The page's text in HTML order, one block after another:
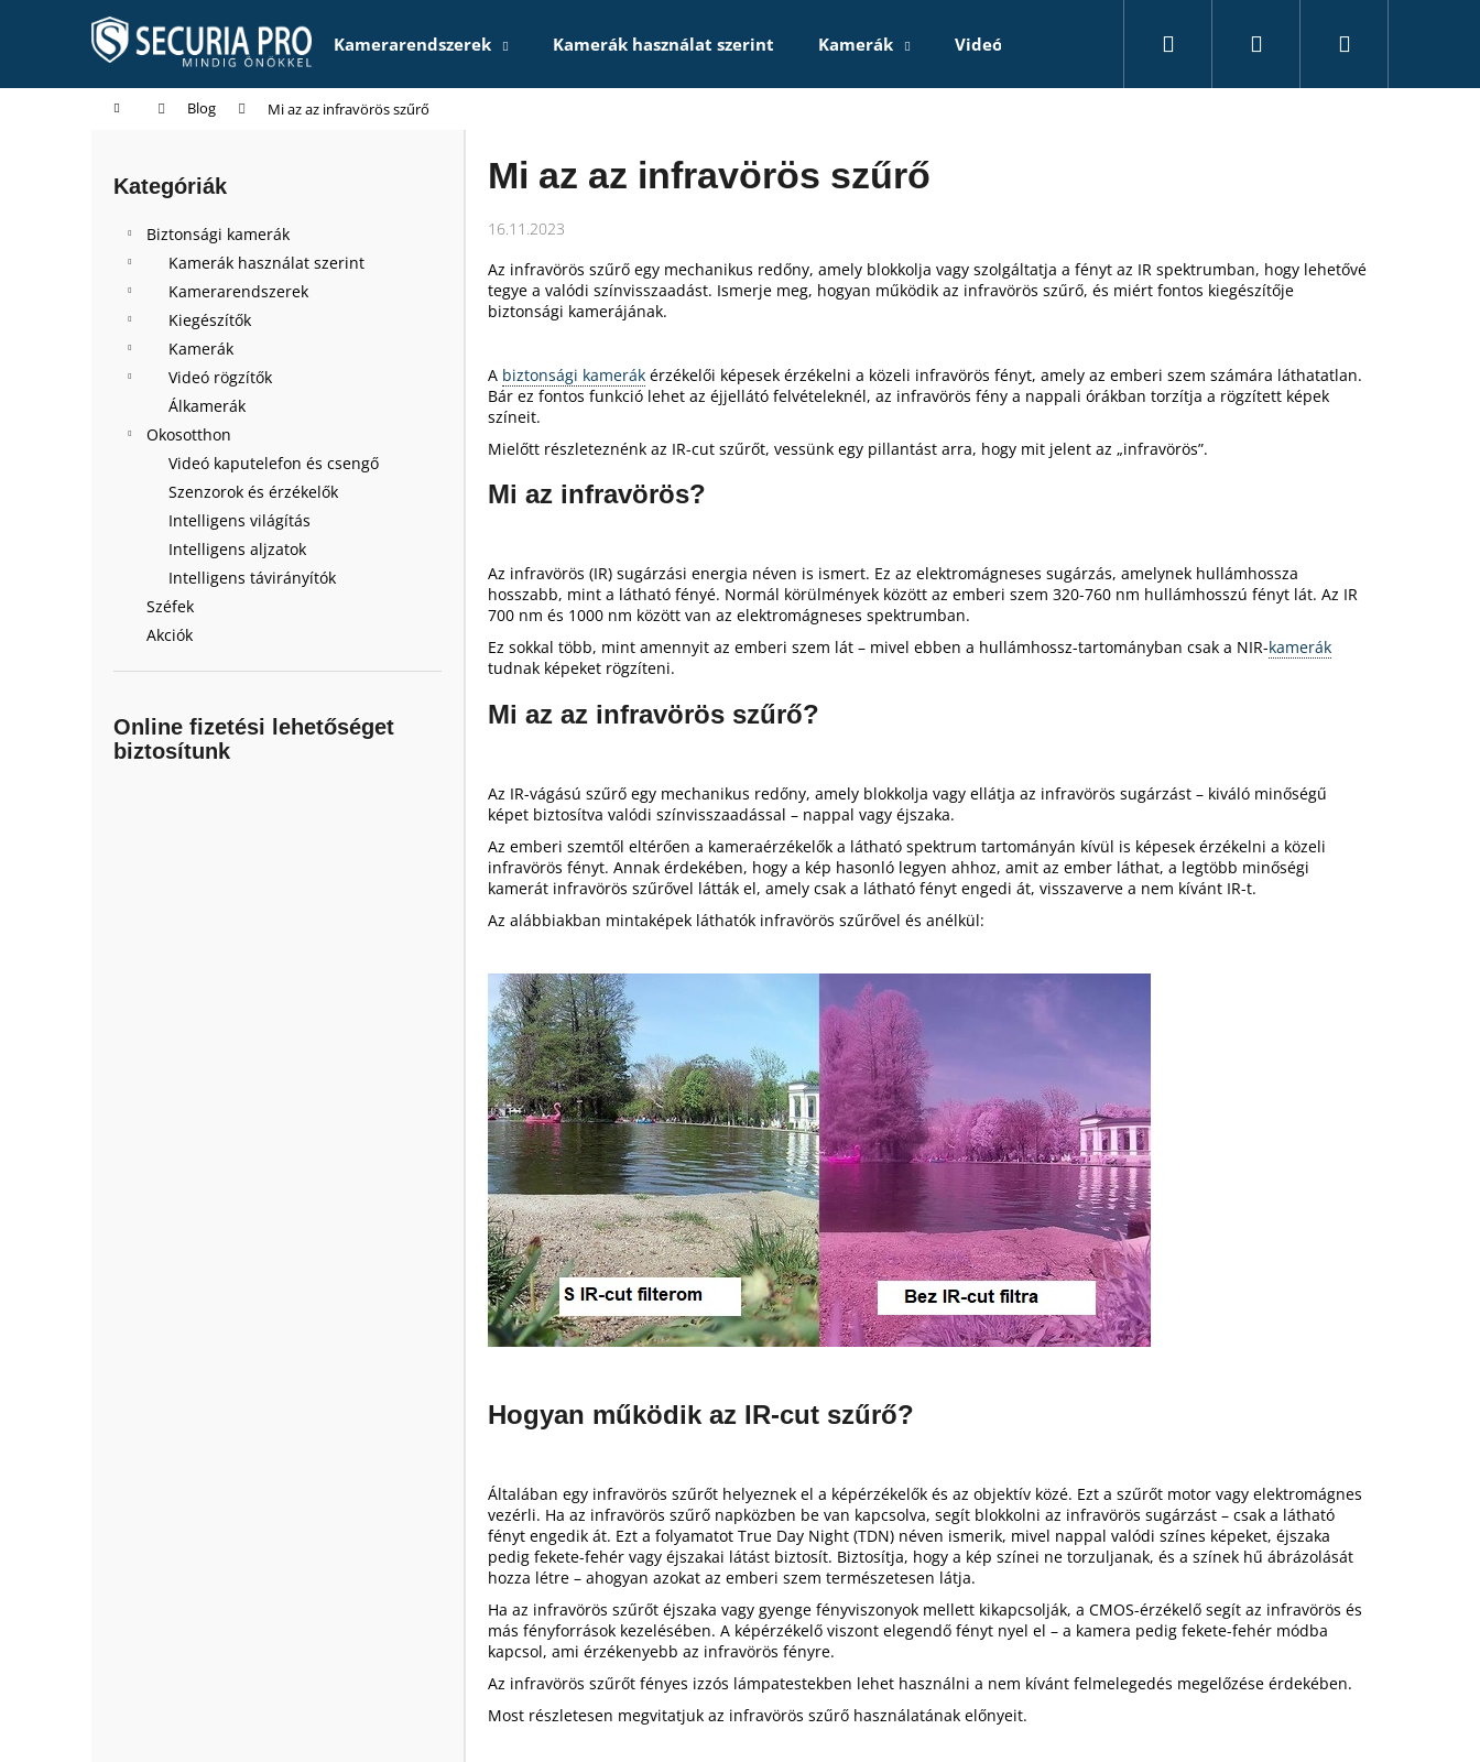
Kamerarendszerek Kamerák használat szerint Kamerák Videó rögzítők Kiegészítők Álkamerák
Keresés Bejelentkezés
KezdőlapBlog Mi az az infravörös szűrő
Kategóriák
átugrása
Kategóriák
Biztonsági kamerák
Kamerák használat szerint
Kamerarendszerek
Kiegészítők
Kamerák
Videó rögzítők
Álkamerák
Okosotthon
Videó kaputelefon és csengő
Szenzorok és érzékelők
Intelligens világítás
Intelligens aljzatok
Intelligens távirányítók
Széfek
Akciók
Online fizetési lehetőséget
biztosítunk
Mi az az infravörös szűrő
16.11.2023
Az infravörös szűrő egy mechanikus redőny, amely blokkolja vagy szolgáltatja a fényt az IR spektrumban, hogy lehetővé
tegye a valódi színvisszaadást. Ismerje meg, hogyan működik az infravörös szűrő, és miért fontos kiegészítője
biztonsági kamerájának.
A biztonsági kamerák érzékelői képesek érzékelni a közeli infravörös fényt, amely az emberi szem számára láthatatlan.
Bár ez fontos funkció lehet az éjjellátó felvételeknél, az infravörös fény a nappali órákban torzítja a rögzített képek
színeit.
Mielőtt részleteznénk az IR-cut szűrőt, vessünk egy pillantást arra, hogy mit jelent az „infravörös”.
Mi az infravörös?
Az infravörös (IR) sugárzási energia néven is ismert. Ez az elektromágneses sugárzás, amelynek hullámhossza
hosszabb, mint a látható fényé. Normál körülmények között az emberi szem 320-760 nm hullámhosszú fényt lát. Az IR
700 nm és 1000 nm között van az elektromágneses spektrumban.
Ez sokkal több, mint amennyit az emberi szem lát – mivel ebben a hullámhossz-tartományban csak a NIR-kamerák
tudnak képeket rögzíteni.
Mi az az infravörös szűrő?
Az IR-vágású szűrő egy mechanikus redőny, amely blokkolja vagy ellátja az infravörös sugárzást – kiváló minőségű
képet biztosítva valódi színvisszaadással – nappal vagy éjszaka.
Az emberi szemtől eltérően a kameraérzékelők a látható spektrum tartományán kívül is képesek érzékelni a közeli
infravörös fényt. Annak érdekében, hogy a kép hasonló legyen ahhoz, amit az ember láthat, a legtöbb minőségi
kamerát infravörös szűrővel látták el, amely csak a látható fényt engedi át, visszaverve a nem kívánt IR-t.
Az alábbiakban mintaképek láthatók infravörös szűrővel és anélkül:
Hogyan működik az IR-cut szűrő?
Általában egy infravörös szűrőt helyeznek el a képérzékelők és az objektív közé. Ezt a szűrőt motor vagy elektromágnes
vezérli. Ha az infravörös szűrő napközben be van kapcsolva, segít blokkolni az infravörös sugárzást – csak a látható
fényt engedik át. Ezt a folyamatot True Day Night (TDN) néven ismerik, mivel nappal valódi színes képeket, éjszaka
pedig fekete-fehér vagy éjszakai látást biztosít. Biztosítja, hogy a kép színei ne torzuljanak, és a színek hű ábrázolását
hozza létre – ahogyan azokat az emberi szem természetesen látja.
Ha az infravörös szűrőt éjszaka vagy gyenge fényviszonyok mellett kikapcsolják, a CMOS-érzékelő segít az infravörös és
más fényforrások kezelésében. A képérzékelő viszont elegendő fényt nyel el – a kamera pedig fekete-fehér módba
kapcsol, ami érzékenyebb az infravörös fényre.
Az infravörös szűrőt fényes izzós lámpatestekben lehet használni a nem kívánt felmelegedés megelőzése érdekében.
Most részletesen megvitatjuk az infravörös szűrő használatának előnyeit.
Vissza
a boltba
Vissza
a boltba
Ajánljuk